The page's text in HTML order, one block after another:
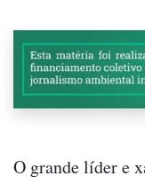
O grande líder e